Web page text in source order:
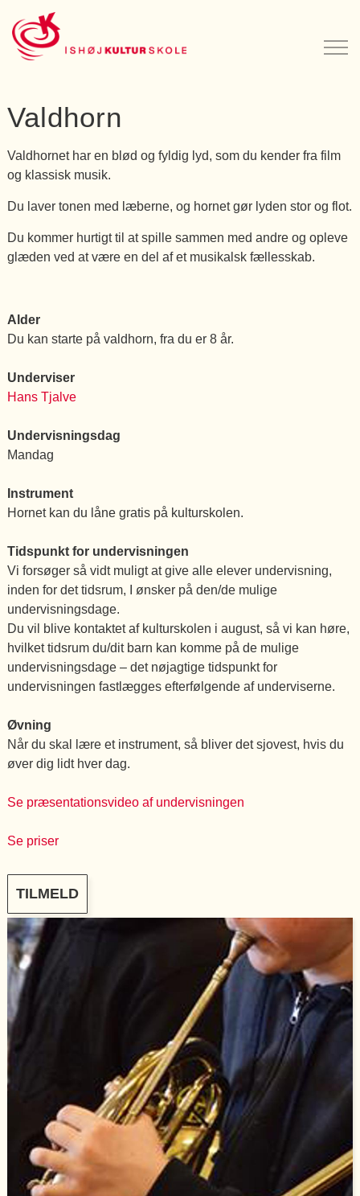
Valdhorn
Valdhornet har en blød og fyldig lyd, som du kender fra film
og klassisk musik.
Du laver tonen med læberne, og hornet gør lyden stor og flot.
Du kommer hurtigt til at spille sammen med andre og opleve
glæden ved at være en del af et musikalsk fællesskab.
Alder
Du kan starte på valdhorn, fra du er 8 år.
Underviser
Hans Tjalve
Undervisningsdag
Mandag
Instrument
Hornet kan du låne gratis på kulturskolen.
Tidspunkt for undervisningen
Vi forsøger så vidt muligt at give alle elever undervisning,
inden for det tidsrum, I ønsker på den/de mulige
undervisningsdage.
Du vil blive kontaktet af kulturskolen i august, så vi kan høre,
hvilket tidsrum du/dit barn kan komme på de mulige
undervisningsdage – det nøjagtige tidspunkt for
undervisningen fastlægges efterfølgende af underviserne.
Øvning
Når du skal lære et instrument, så bliver det sjovest, hvis du
øver dig lidt hver dag.
Se præsentationsvideo af undervisningen
Se priser
TILMELD